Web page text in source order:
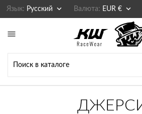
Язык: Русский  Валюта: EUR € 
